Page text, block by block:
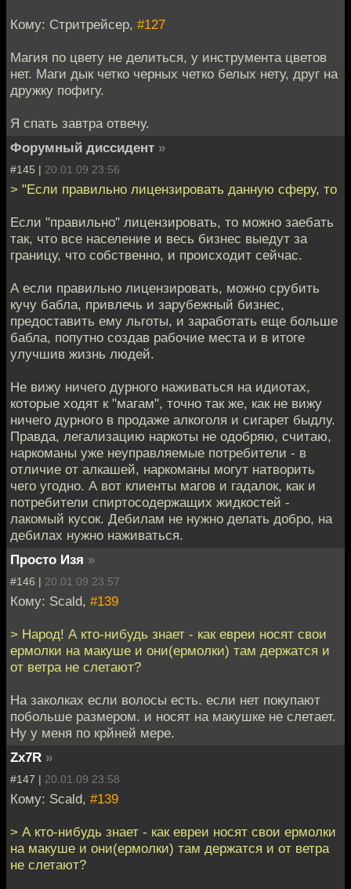
Кому: Стритрейсер, #127
Магия по цвету не делиться, у инструмента цветов
нет. Маги дык четко черных четко белых нету, друг на
дружку пофигу.
Я спать завтра отвечу.
Форумный диссидент »
#145 | 20.01.09 23:56
> "Если правильно лицензировать данную сферу, то
Если "правильно" лицензировать, то можно заебать
так, что все население и весь бизнес выедут за
границу, что собственно, и происходит сейчас.
А если правильно лицензировать, можно срубить
кучу бабла, привлечь и зарубежный бизнес,
предоставить ему льготы, и заработать еще больше
бабла, попутно создав рабочие места и в итоге
улучшив жизнь людей.
Не вижу ничего дурного наживаться на идиотах,
которые ходят к "магам", точно так же, как не вижу
ничего дурного в продаже алкоголя и сигарет быдлу.
Правда, легализацию наркоты не одобряю, считаю,
наркоманы уже неуправляемые потребители - в
отличие от алкашей, наркоманы могут натворить
чего угодно. А вот клиенты магов и гадалок, как и
потребители спиртосодержащих жидкостей -
лакомый кусок. Дебилам не нужно делать добро, на
дебилах нужно наживаться.
Просто Изя »
#146 | 20.01.09 23:57
Кому: Scald, #139
> Народ! А кто-нибудь знает - как евреи носят свои
ермолки на макуше и они(ермолки) там держатся и
от ветра не слетают?
На заколках если волосы есть. если нет покупают
побольше размером. и носят на макушке не слетает.
Ну у меня по крйней мере.
Zx7R »
#147 | 20.01.09 23:58
Кому: Scald, #139
> А кто-нибудь знает - как евреи носят свои ермолки
на макуше и они(ермолки) там держатся и от ветра
не слетают?